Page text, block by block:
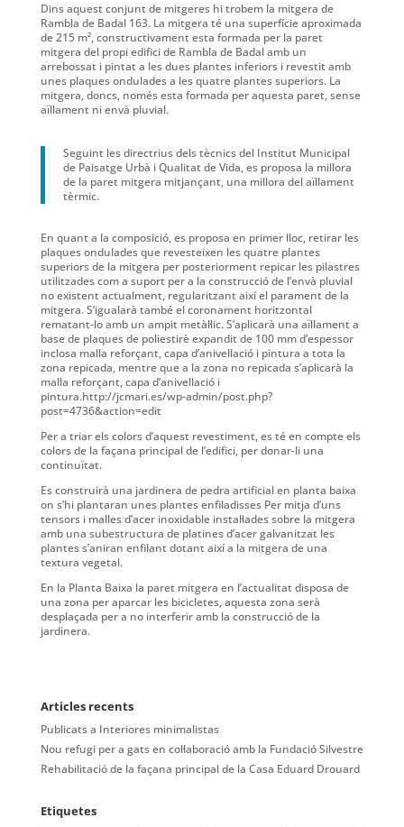
Dins aquest conjunt de mitgeres hi trobem la mitgera de
Rambla de Badal 163. La mitgera té una superfície aproximada
de 215 m², constructivament esta formada per la paret
mitgera del propi edifici de Rambla de Badal amb un
arrebossat i pintat a les dues plantes inferiors i revestit amb
unes plaques ondulades a les quatre plantes superiors. La
mitgera, doncs, només esta formada per aquesta paret, sense
aïllament ni envà pluvial.
Seguint les directrius dels tècnics del Institut Municipal
de Paisatge Urbà i Qualitat de Vida, es proposa la millora
de la paret mitgera mitjançant, una millora del aïllament
tèrmic.
En quant a la composició, es proposa en primer lloc, retirar les
plaques ondulades que revesteixen les quatre plantes
superiors de la mitgera per posteriorment repicar les pilastres
utilitzades com a suport per a la construcció de l’envà pluvial
no existent actualment, regularitzant així el parament de la
mitgera. S’igualarà també el coronament horitzontal
rematant-lo amb un ampit metàl·lic. S’aplicarà una aïllament a
base de plaques de poliestirè expandit de 100 mm d’espessor
inclosa malla reforçant, capa d’anivellació i pintura a tota la
zona repicada, mentre que a la zona no repicada s’aplicarà la
malla reforçant, capa d’anivellació i
pintura.http://jcmari.es/wp-admin/post.php?
post=4736&action=edit
Per a triar els colors d’aquest revestiment, es té en compte els
colors de la façana principal de l’edifici, per donar-li una
continuïtat.
Es construirà una jardinera de pedra artificial en planta baixa
on s’hi plantaran unes plantes enfiladisses Per mitja d’uns
tensors i malles d’acer inoxidable instal·lades sobre la mitgera
amb una subestructura de platines d’acer galvanitzat les
plantes s’aniran enfilant dotant així a la mitgera de una
textura vegetal.
En la Planta Baixa la paret mitgera en l’actualitat disposa de
una zona per aparcar les bicicletes, aquesta zona serà
desplaçada per a no interferir amb la construcció de la
jardinera.
Articles recents
Publicats a Interiores minimalistas
Nou refugi per a gats en col·laboració amb la Fundació Silvestre
Rehabilitació de la façana principal de la Casa Eduard Drouard
Etiquetes